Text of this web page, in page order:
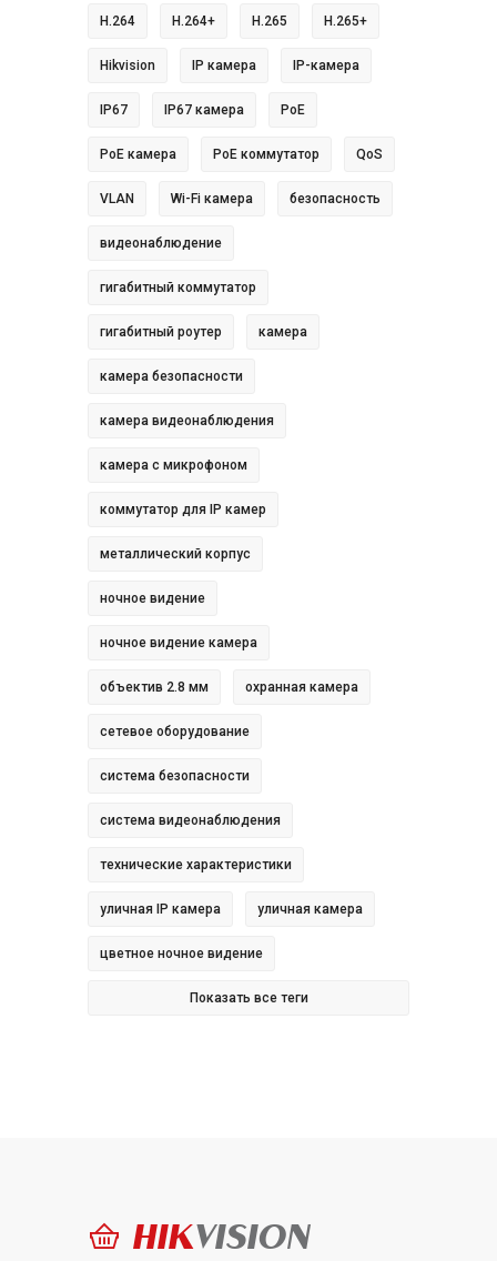
H.264 H.264+ H.265 H.265+
Hikvision IP камера IP-камера
IP67 IP67 камера PoE
PoE камера PoE коммутатор QoS
VLAN Wi-Fi камера безопасность
видеонаблюдение
гигабитный коммутатор
гигабитный роутер камера
камера безопасности
камера видеонаблюдения
камера с микрофоном
коммутатор для IP камер
металлический корпус
ночное видение
ночное видение камера
объектив 2.8 мм охранная камера
сетевое оборудование
система безопасности
система видеонаблюдения
технические характеристики
уличная IP камера уличная камера
цветное ночное видение
Показать все теги
HIKVISION